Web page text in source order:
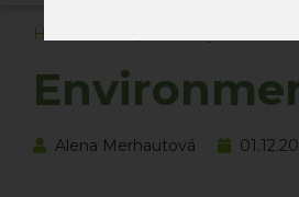
Hlavní strana
Alena Merhautová